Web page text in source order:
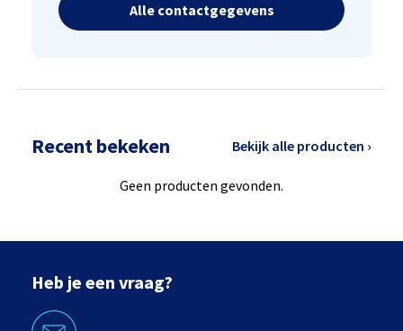
Alle contactgegevens
Recent bekeken Bekijk alle producten ›
Geen producten gevonden.
Heb je een vraag?